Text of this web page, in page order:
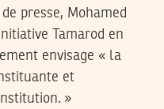
presse, Mohamed
Tamarod en
envisage « la
et
»